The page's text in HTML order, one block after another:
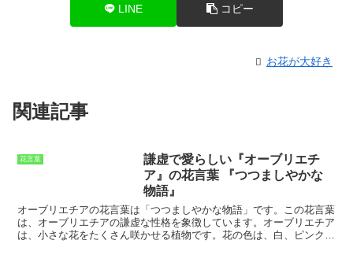
LINE コピー
お花が大好き
関連記事
花言葉
謙虚で愛らしい『オーブリエチ
ア』の花言葉 『つつましやかな
物語』
オーブリエチアの花言葉は「つつましやかな物語」です。 この花言葉
は、オーブリエチアの謙虚な性格を象徴しています。オーブリエチア
は、小さな花をたくさん咲かせる植物です。花の色は、白、ピンク、